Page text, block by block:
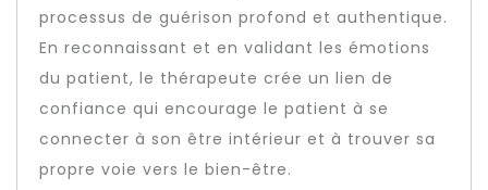
processus de guérison profond et authentique.
En reconnaissant et en validant les émotions
du patient, le thérapeute crée un lien de
confiance qui encourage le patient à se
connecter à son être intérieur et à trouver sa
propre voie vers le bien-être.